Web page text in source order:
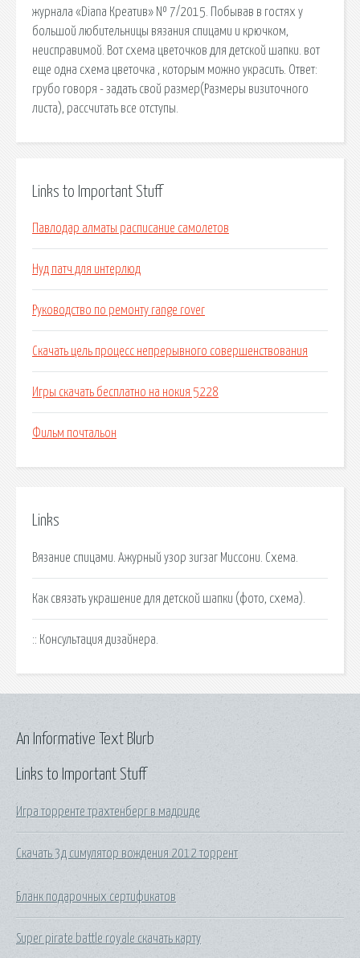
журнала «Diana Креатив» № 7/2015. Побывав в гостях у
большой любительницы вязания спицами и крючком,
неисправимой. Вот схема цветочков для детской шапки. вот
еще одна схема цветочка , которым можно украсить. Ответ:
грубо говоря - задать свой размер(Размеры визиточного
листа), рассчитать все отступы.
Links to Important Stuff
Павлодар алматы расписание самолетов
Нуд патч для интерлюд
Руководство по ремонту range rover
Скачать цель процесс непрерывного совершенствования
Игры скачать бесплатно на нокия 5228
Фильм почтальон
Links
Вязание спицами. Ажурный узор зигзаг Миссони. Схема.
Как связать украшение для детской шапки (фото, схема).
:: Консультация дизайнера.
Links to Important Stuff
Игра торренте трахтенберг в мадриде
Скачать 3д симулятор вождения 2012 торрент
Бланк подарочных сертификатов
Super pirate battle royale скачать карту
An Informative Text Blurb